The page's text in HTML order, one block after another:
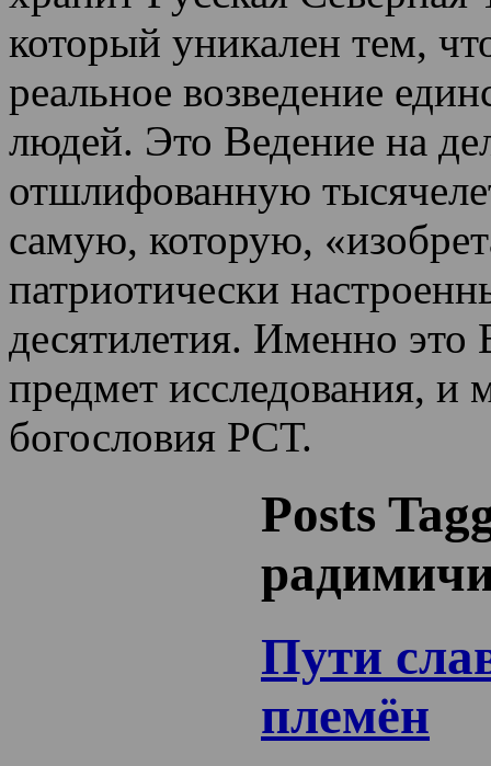
который уникален тем,
реальное возведение
людей. Это Ведение на
отшлифованную
самую, которую,
патриотически
десятилетия. Именно это
предмет исследования, и
богословия РСТ.
Posts
Пути
племён